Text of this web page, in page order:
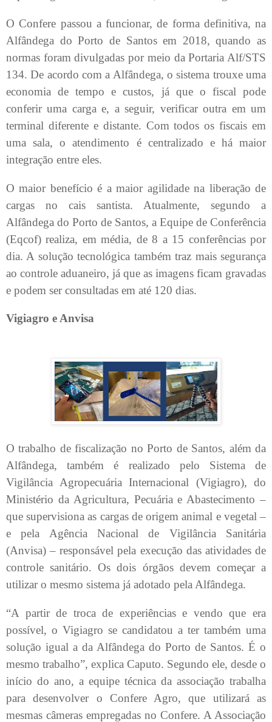
O Confere passou a funcionar, de forma definitiva, na
Alfândega do Porto de Santos em 2018, quando as
normas foram divulgadas por meio da Portaria Alf/STS
134. De acordo com a Alfândega, o sistema trouxe uma
economia de tempo e custos, já que o fiscal pode
conferir uma carga e, a seguir, verificar outra em um
terminal diferente e distante. Com todos os fiscais em
uma sala, o atendimento é centralizado e há maior
integração entre eles.
O maior benefício é a maior agilidade na liberação de
cargas no cais santista. Atualmente, segundo a
Alfândega do Porto de Santos, a Equipe de Conferência
(Eqcof) realiza, em média, de 8 a 15 conferências por
dia. A solução tecnológica também traz mais segurança
ao controle aduaneiro, já que as imagens ficam gravadas
e podem ser consultadas em até 120 dias.
Vigiagro e Anvisa
O trabalho de fiscalização no Porto de Santos, além da
Alfândega, também é realizado pelo Sistema de
Vigilância Agropecuária Internacional (Vigiagro), do
Ministério da Agricultura, Pecuária e Abastecimento –
que supervisiona as cargas de origem animal e vegetal –
e pela Agência Nacional de Vigilância Sanitária
(Anvisa) – responsável pela execução das atividades de
controle sanitário. Os dois órgãos devem começar a
utilizar o mesmo sistema já adotado pela Alfândega.
“A partir de troca de experiências e vendo que era
possível, o Vigiagro se candidatou a ter também uma
solução igual a da Alfândega do Porto de Santos. É o
mesmo trabalho”, explica Caputo. Segundo ele, desde o
início do ano, a equipe técnica da associação trabalha
para desenvolver o Confere Agro, que utilizará as
mesmas câmeras empregadas no Confere. A Associação